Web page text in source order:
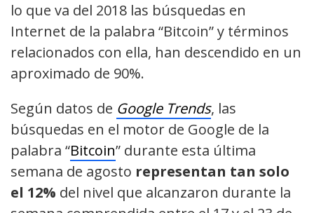
lo que va del 2018 las búsquedas en
Internet de la palabra “Bitcoin” y términos
relacionados con ella, han descendido en un
aproximado de 90%.
Según datos de Google Trends, las
búsquedas en el motor de Google de la
palabra “Bitcoin” durante esta última
semana de agosto representan tan solo
el 12% del nivel que alcanzaron durante la